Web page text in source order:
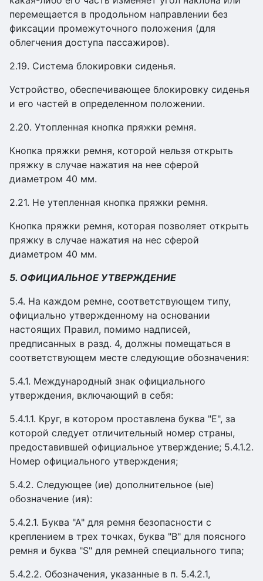
перемещается в продольном направлении без
фиксации промежуточного положения (для
облегчения доступа пассажиров).
2.19. Система блокировки сиденья.
Устройство, обеспечивающее блокировку сиденья
и его частей в определенном положении.
2.20. Утопленная кнопка пряжки ремня.
Кнопка пряжки ремня, которой нельзя открыть
пряжку в случае нажатия на нее сферой
диаметром 40 мм.
2.21. Не утепленная кнопка пряжки ремня.
Кнопка пряжки ремня, которая позволяет открыть
пряжку в случае нажатия на нес сферой
диаметром 40 мм.
5. ОФИЦИАЛЬНОЕ УТВЕРЖДЕНИЕ
5.4. На каждом ремне, соответствующем типу,
официально утвержденному на основании
настоящих Правил, помимо надписей,
предписанных в разд. 4, должны помещаться в
соответствующем месте следующие обозначения:
5.4.1. Международный знак официального
утверждения, включающий в себя:
5.4.1.1. Круг, в котором проставлена буква "Е", за
которой следует отличительный номер страны,
предоставившей официальное утверждение; 5.4.1.2.
Номер официального утверждения;
5.4.2. Следующее (ие) дополнительное (ые)
обозначение (ия):
5.4.2.1. Буква "А" для ремня безопасности с
креплением в трех точках, буква "В" для поясного
ремня и буква "S" для ремней специального типа;
5.4.2.2. Обозначения, указанные в п. 5.4.2.1,